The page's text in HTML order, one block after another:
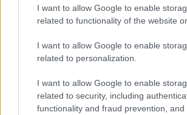
I want to allow Google to enable
related to functionality of the website
I want to allow Google to enable
related to personalization.
I want to allow Google to enable
related to security, including
functionality and fraud prevention, and
Izklop elektrike: 426. Nadzorništvo Vuzenica
Anton na Pohorju
Izklop elektrike: 425. Nadzorništvo Vuzenica
pred 11 urami
Izklop elektrike: 429. Nadzorništvo Ravne -
Prisoje